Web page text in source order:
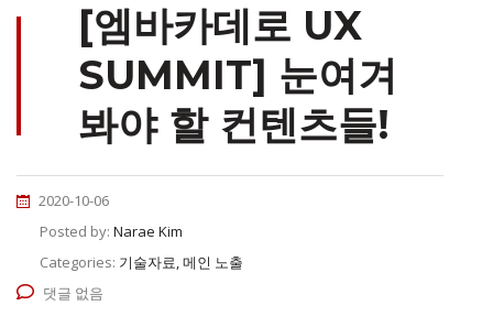
[엠바카데로 UX
SUMMIT] 눈여겨
봐야 할 컨텐츠들!
2020-10-06
Posted by: Narae Kim
Categories: 기술자료, 메인 노출
댓글 없음